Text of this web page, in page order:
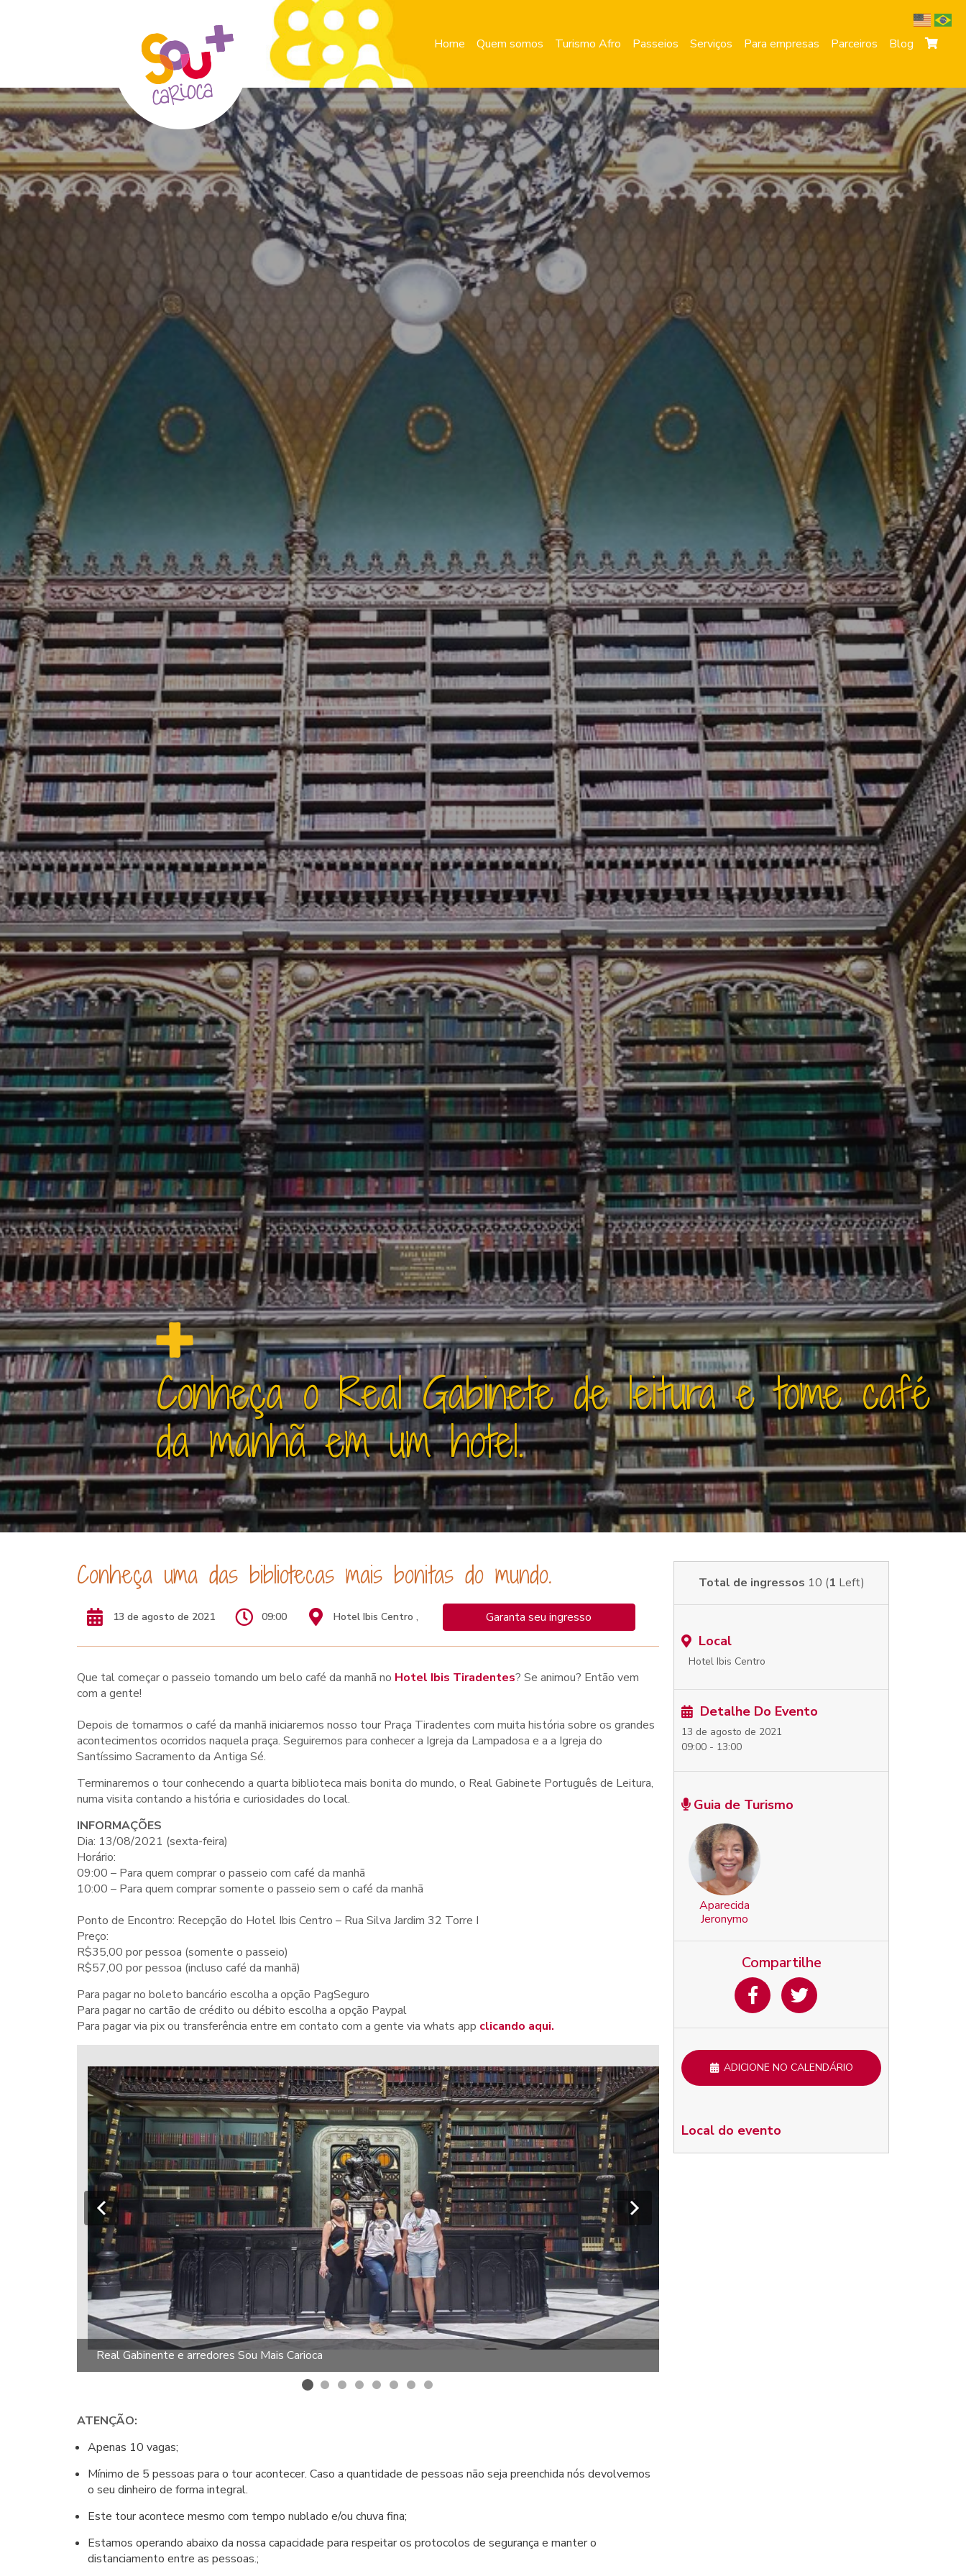
Home Quem somos Turismo Afro Passeios Serviços Para empresas Parceiros Blog
Conheça o Real Gabinete de leitura e tome café
da manhã em um hotel.
Conheça uma das bibliotecas mais bonitas do mundo.
13 de agosto de 2021 09:00 Hotel Ibis Centro , Garanta seu ingresso
Que tal começar o passeio tomando um belo café da manhã no Hotel Ibis Tiradentes? Se animou? Então vem
com a gente!
Depois de tomarmos o café da manhã iniciaremos nosso tour Praça Tiradentes com muita história sobre os grandes
acontecimentos ocorridos naquela praça. Seguiremos para conhecer a Igreja da Lampadosa e a a Igreja do
Santíssimo Sacramento da Antiga Sé.
Terminaremos o tour conhecendo a quarta biblioteca mais bonita do mundo, o Real Gabinete Português de Leitura,
numa visita contando a história e curiosidades do local.
INFORMAÇÕES
Dia: 13/08/2021 (sexta-feira)
Horário:
09:00 – Para quem comprar o passeio com café da manhã
10:00 – Para quem comprar somente o passeio sem o café da manhã
Ponto de Encontro: Recepção do Hotel Ibis Centro – Rua Silva Jardim 32 Torre I
Preço:
R$35,00 por pessoa (somente o passeio)
R$57,00 por pessoa (incluso café da manhã)
Para pagar no boleto bancário escolha a opção PagSeguro
Para pagar no cartão de crédito ou débito escolha a opção Paypal
Para pagar via pix ou transferência entre em contato com a gente via whats app clicando aqui.
Real Gabinente e arredores Sou Mais Carioca
ATENÇÃO:
Apenas 10 vagas;
Mínimo de 5 pessoas para o tour acontecer. Caso a quantidade de pessoas não seja preenchida nós devolvemos
o seu dinheiro de forma integral.
Este tour acontece mesmo com tempo nublado e/ou chuva fina;
Estamos operando abaixo da nossa capacidade para respeitar os protocolos de segurança e manter o
distanciamento entre as pessoas.;
Total de ingressos 10 (1 Left)
Local
Hotel Ibis Centro
Detalhe Do Evento
13 de agosto de 2021
09:00 - 13:00
Guia de Turismo
Aparecida
Jeronymo
Compartilhe
ADICIONE NO CALENDÁRIO
Local do evento